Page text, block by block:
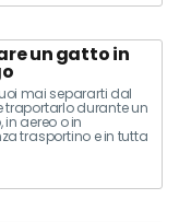
un gatto in
mai separarti dal
traportarlo durante un
aereo o in
trasportino e in tutta